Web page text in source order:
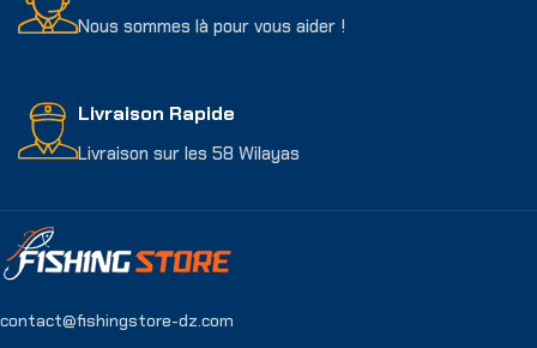
Nous sommes là pour vous aider !
Livraison Rapide
Livraison sur les 58 Wilayas
contact@fishingstore-dz.com